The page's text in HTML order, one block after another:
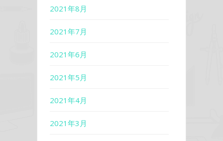
2021年8月
2021年7月
2021年6月
2021年5月
2021年4月
2021年3月